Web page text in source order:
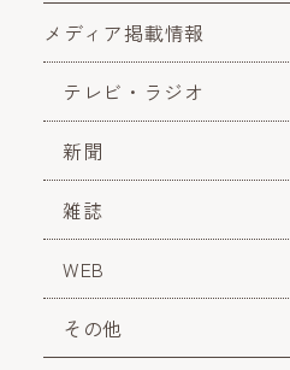
メディア掲載情報
テレビ・ラジオ
新聞
雑誌
WEB
その他